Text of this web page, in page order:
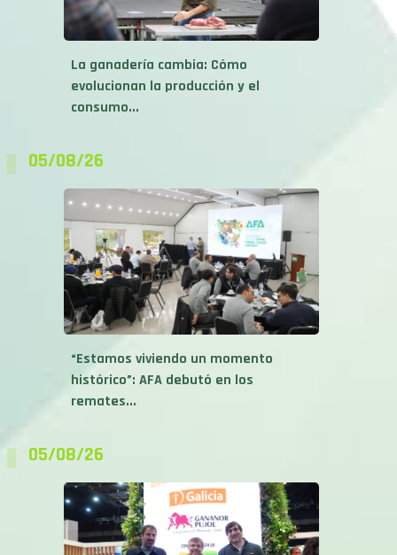
La ganadería cambia: Cómo
evolucionan la producción y el
consumo...
05/08/26
“Estamos viviendo un momento
histórico”: AFA debutó en los
remates...
05/08/26